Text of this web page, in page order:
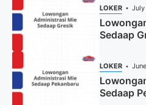
LOKER July
Sedaap
LOKER
Sedaap